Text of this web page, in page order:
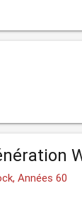
Années 60